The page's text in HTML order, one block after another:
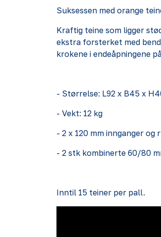
Suksessen med orange
Kraftig teine som ligger
ekstra forsterket med
krokene i endeåpningene
- Størrelse: L92 x B45 x
- Vekt: 12 kg
- 2 x 120 mm innganger og
- 2 stk kombinerte 60/80
Inntil 15 teiner per pall.